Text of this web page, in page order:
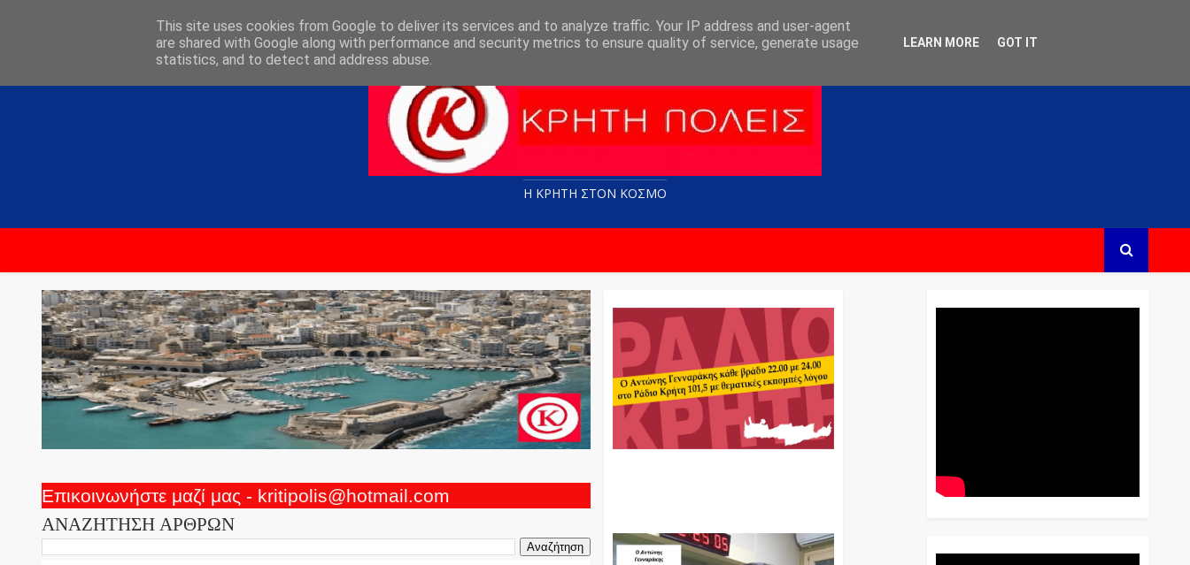
Η ΚΡΗΤΗ ΣΤΟN KOΣΜΟ
Επικοινωνήστε μαζί μας - kritipolis@hotmail.com
ΑΝΑΖΗΤΗΣΗ ΑΡΘΡΩΝ
This site uses cookies from Google to deliver its services and to analyze traffic. Your IP address and user-agent
are shared with Google along with performance and security metrics to ensure quality of service, generate usage
statistics, and to detect and address abuse.
LEARN MORE GOT IT